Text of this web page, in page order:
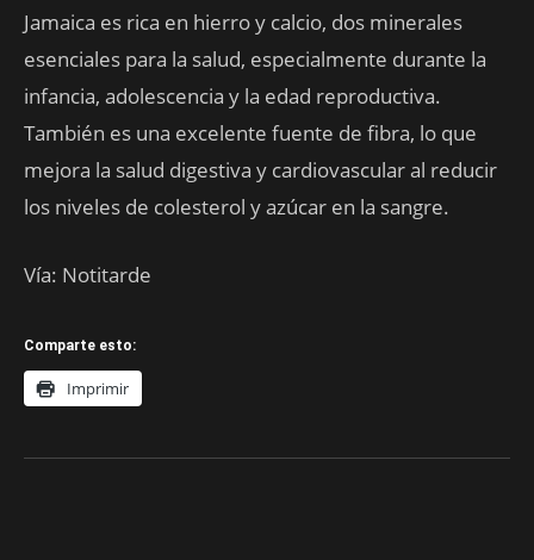
Jamaica es rica en hierro y calcio, dos minerales
esenciales para la salud, especialmente durante la
infancia, adolescencia y la edad reproductiva.
También es una excelente fuente de fibra, lo que
mejora la salud digestiva y cardiovascular al reducir
los niveles de colesterol y azúcar en la sangre.
Vía: Notitarde
Comparte esto:
Imprimir